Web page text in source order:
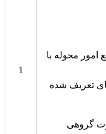
1
امور محوله با
تعریف شده
گروهی